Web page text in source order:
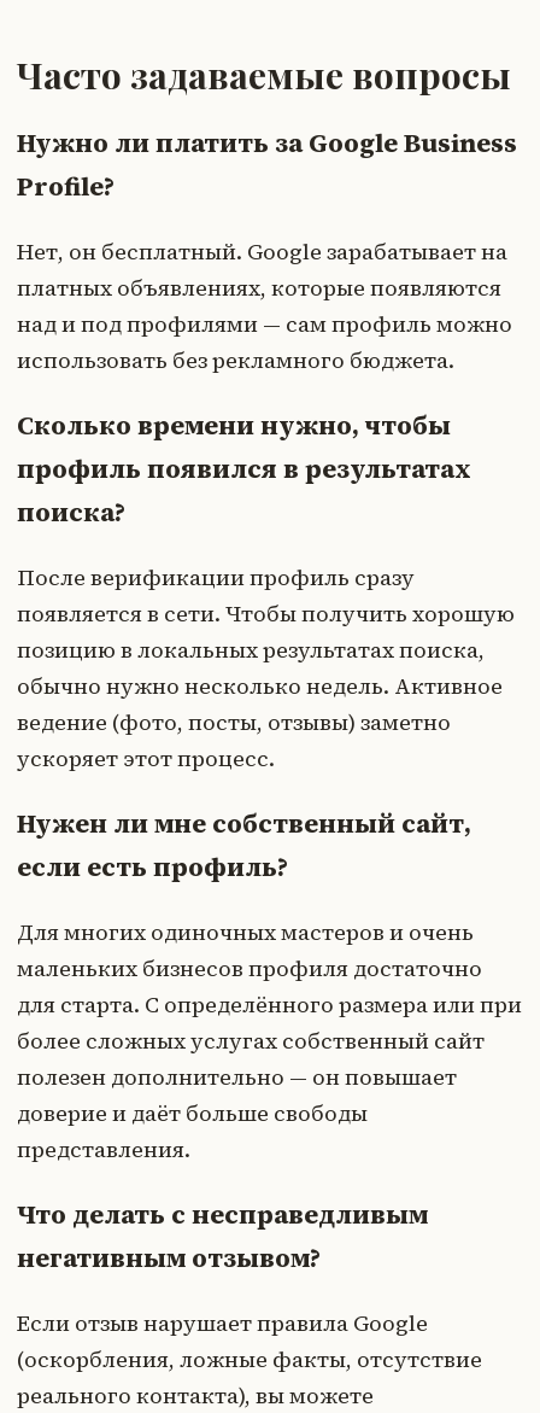
Часто задаваемые вопросы
Нужно ли платить за Google Business
Profile?
Нет, он бесплатный. Google зарабатывает на
платных объявлениях, которые появляются
над и под профилями — сам профиль можно
использовать без рекламного бюджета.
Сколько времени нужно, чтобы
профиль появился в результатах
поиска?
После верификации профиль сразу
появляется в сети. Чтобы получить хорошую
позицию в локальных результатах поиска,
обычно нужно несколько недель. Активное
ведение (фото, посты, отзывы) заметно
ускоряет этот процесс.
Нужен ли мне собственный сайт,
если есть профиль?
Для многих одиночных мастеров и очень
маленьких бизнесов профиля достаточно
для старта. С определённого размера или при
более сложных услугах собственный сайт
полезен дополнительно — он повышает
доверие и даёт больше свободы
представления.
Что делать с несправедливым
негативным отзывом?
Если отзыв нарушает правила Google
(оскорбления, ложные факты, отсутствие
реального контакта), вы можете